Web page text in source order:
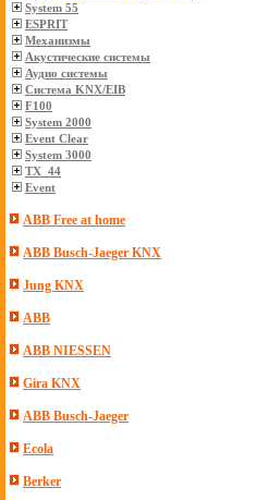
System 55
ESPRIT
Механизмы
Акустические системы
Аудио системы
Система KNX/EIB
F100
System 2000
Event Clear
System 3000
TX_44
Event
ABB Free at home
ABB Busch-Jaeger KNX
Jung KNX
ABB
ABB NIESSEN
Gira KNX
ABB Busch-Jaeger
Ecola
Berker